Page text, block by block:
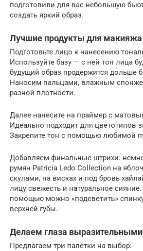
подготовили для вас небольшую
создать яркий образ.
Лучшие продукты для макияжа
Подготовьте лицо к нанесению
Используйте базу — с ней тон лица
будущий образ продержится дольше
Наносим пальцами, влажным
разной плотности.
Далее нанесите на праймер с
Идеально подходит для цветотипов
Закрепите тон с помощью любимой
Добавляем финальные штрихи:
румян Patricia Ledo Collection на
скулами, на висках и под бровь
лицу свежесть и натуральное сияние.
помощью можно «подсветить»
верхней губы.
Делаем глаза выразительными
Предлагаем три палетки на выбор: